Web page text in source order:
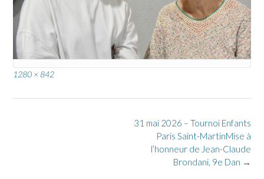
Full
1280 × 842
31 mai 2026 – Tournoi Enfants
Paris Saint-MartinMise à
l’honneur de Jean-Claude
Brondani, 9e Dan →